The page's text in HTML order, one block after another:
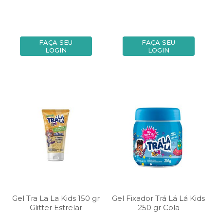
FAÇA SEU
LOGIN
FAÇA SEU
LOGIN
Gel Tra La La Kids 150 gr
Glitter Estrelar
Gel Fixador Trá Lá Lá Kids
250 gr Cola